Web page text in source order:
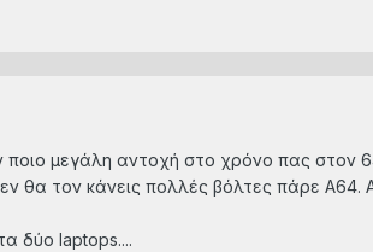
μεγάλη αντοχή στο χρόνο πας στον
θα τον κάνεις πολλές βόλτες πάρε Α64.
δύο laptops....